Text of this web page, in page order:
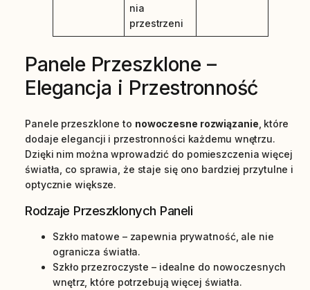
nia
przestrzeni
Panele Przeszklone –
Elegancja i Przestronność
Panele przeszklone to nowoczesne rozwiązanie , które
dodaje elegancji i przestronności każdemu wnętrzu.
Dzięki nim można wprowadzić do pomieszczenia więcej
światła, co sprawia, że staje się ono bardziej przytulne i
optycznie większe.
Rodzaje Przeszklonych Paneli
Szkło matowe – zapewnia prywatność, ale nie
ogranicza światła.
Szkło przezroczyste – idealne do nowoczesnych
wnętrz, które potrzebują więcej światła.